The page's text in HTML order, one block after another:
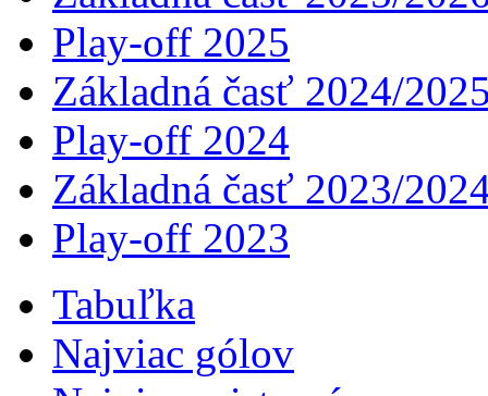
Play-off 2025
Základná časť 2024/
Play-off 2024
Základná časť 2023/
Play-off 2023
Tabuľka
Najviac gólov